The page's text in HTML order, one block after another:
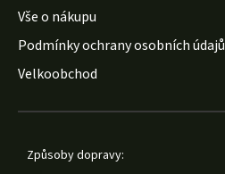
Vše o nákupu
Podmínky ochrany osobních údajů
Velkoobchod
Způsoby dopravy: